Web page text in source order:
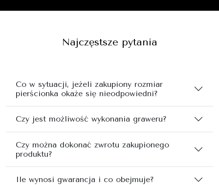
Najczęstsze pytania
Co w sytuacji, jeżeli zakupiony rozmiar
pierścionka okaże się nieodpowiedni?
Czy jest możliwość wykonania graweru?
Czy można dokonać zwrotu zakupionego
produktu?
Ile wynosi gwarancja i co obejmuje?